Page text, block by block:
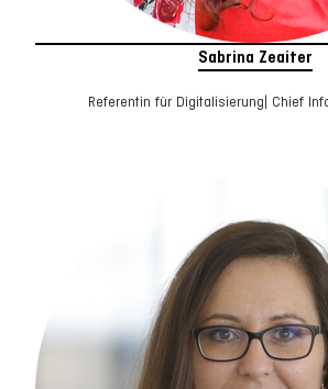
Sabrina Zeaiter
Referentin für Digitalisierung| Chief